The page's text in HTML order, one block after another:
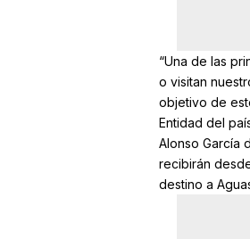
“Una de las
o visitan
objetivo de
Entidad del
Alonso García
recibirán
destino a